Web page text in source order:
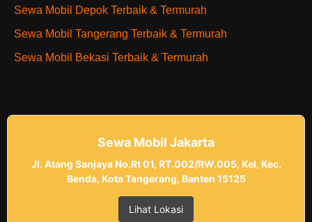
Sewa Mobil Depok Terbaik & Termurah
Sewa Mobil Tangerang Terbaik & Termurah
Sewa Mobil Bekasi Terbaik & Termurah
Sewa Mobil Jakarta
Jl. Atang Sanjaya No.Rt 01, RT.002/RW.005, Kel, Kec.
Benda, Kota Tangerang, Banten 15125
Lihat Lokasi